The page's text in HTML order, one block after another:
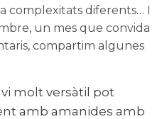
complexitats diferents… I
un mes que convida
compartim algunes
vi molt versàtil pot
amb amanides amb